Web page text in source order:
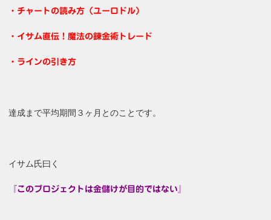
・チャートの読み方（ユーロドル）
・イサム直伝！魔法の錬金術トレード
・ラインの引き方
達成まで平均期間３ヶ月とのことです。
イサム氏曰く
『このプロジェクトは金儲けが目的ではない』